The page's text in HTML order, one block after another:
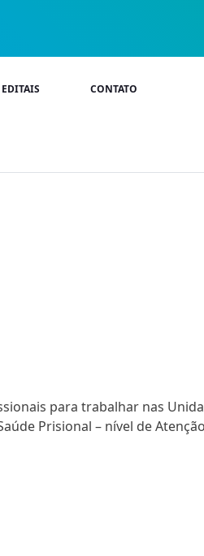
EDITAIS CONTATO
para trabalhar nas
Prisional – nível de